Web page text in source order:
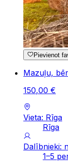
Pievienot
Mazuļu,
150,00 €
Vieta: Rīga
Rīga
Dalībnieki:
1–5